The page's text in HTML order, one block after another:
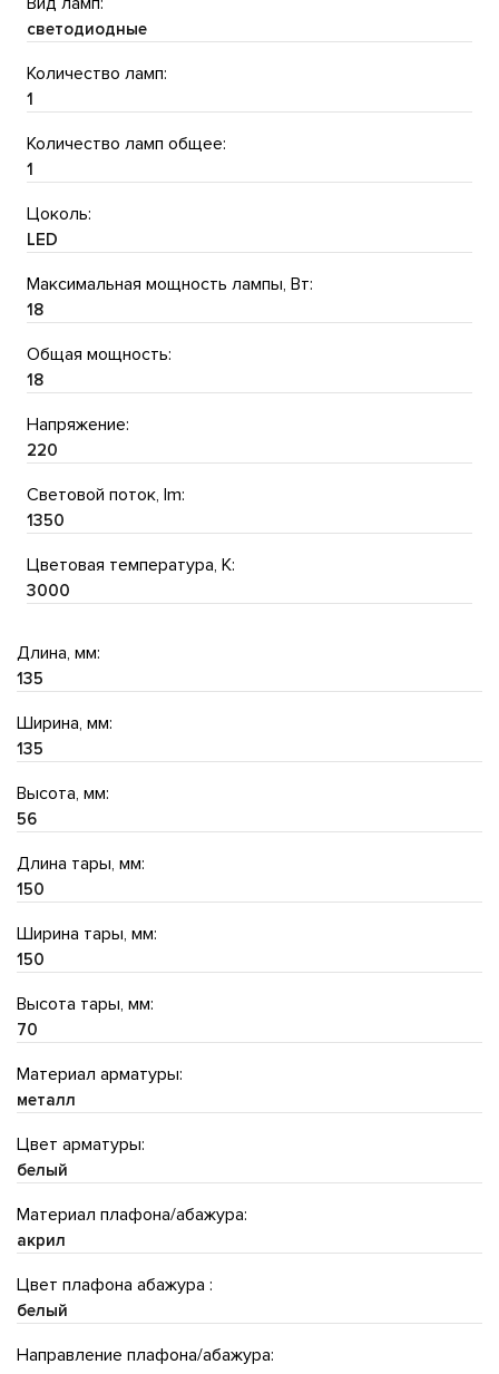
светодиодные
Количество ламп:
1
Количество ламп общее:
1
Цоколь:
LED
Максимальная мощность лампы, Вт:
18
Общая мощность:
18
Напряжение:
220
Световой поток, lm:
1350
Цветовая температура, K:
3000
Длина, мм:
135
Ширина, мм:
135
Высота, мм:
56
Длина тары, мм:
150
Ширина тары, мм:
150
Высота тары, мм:
70
Материал арматуры:
металл
Цвет арматуры:
белый
Материал плафона/абажура:
акрил
Цвет плафона абажура :
белый
Направление плафона/абажура: